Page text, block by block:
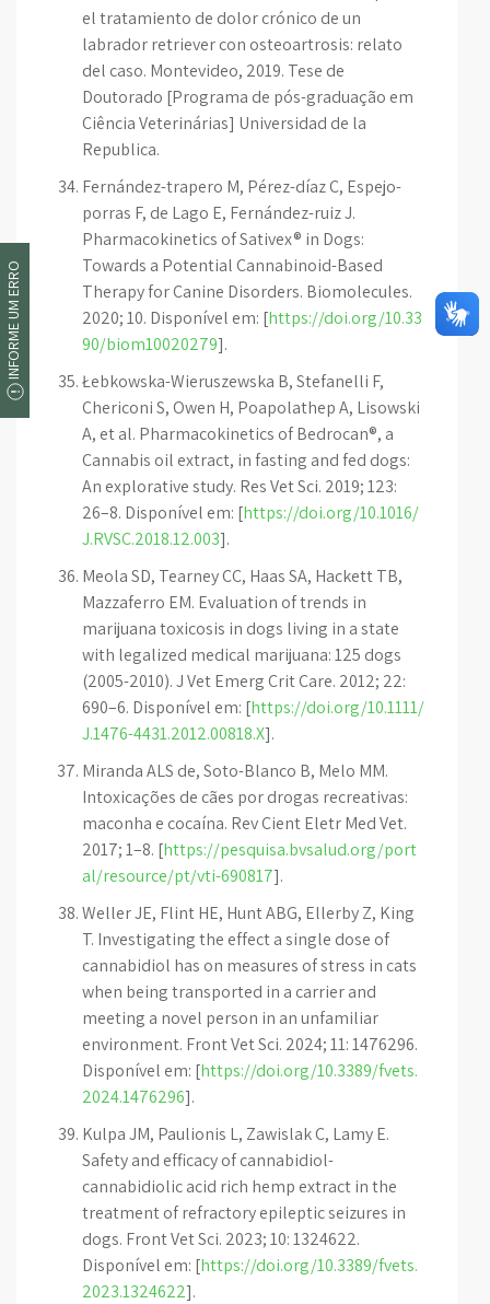
el tratamiento de dolor crónico de un
labrador retriever con osteoartrosis: relato
del caso. Montevideo, 2019. Tese de
Doutorado [Programa de pós-graduação em
Ciência Veterinárias] Universidad de la
Republica.
Fernández-trapero M, Pérez-díaz C, Espejo-
porras F, de Lago E, Fernández-ruiz J.
Pharmacokinetics of Sativex® in Dogs:
Towards a Potential Cannabinoid-Based
Therapy for Canine Disorders. Biomolecules.
2020; 10. Disponível em: [https://doi.org/10.33
90/biom10020279].
Łebkowska-Wieruszewska B, Stefanelli F,
Chericoni S, Owen H, Poapolathep A, Lisowski
A, et al. Pharmacokinetics of Bedrocan®, a
Cannabis oil extract, in fasting and fed dogs:
An explorative study. Res Vet Sci. 2019; 123:
26–8. Disponível em: [https://doi.org/10.1016/
J.RVSC.2018.12.003].
Meola SD, Tearney CC, Haas SA, Hackett TB,
Mazzaferro EM. Evaluation of trends in
marijuana toxicosis in dogs living in a state
with legalized medical marijuana: 125 dogs
(2005-2010). J Vet Emerg Crit Care. 2012; 22:
690–6. Disponível em: [https://doi.org/10.1111/
J.1476-4431.2012.00818.X].
Miranda ALS de, Soto-Blanco B, Melo MM.
Intoxicações de cães por drogas recreativas:
maconha e cocaína. Rev Cient Eletr Med Vet.
2017; 1–8. [https://pesquisa.bvsalud.org/port
al/resource/pt/vti-690817].
Weller JE, Flint HE, Hunt ABG, Ellerby Z, King
T. Investigating the effect a single dose of
cannabidiol has on measures of stress in cats
when being transported in a carrier and
meeting a novel person in an unfamiliar
environment. Front Vet Sci. 2024; 11: 1476296.
Disponível em: [https://doi.org/10.3389/fvets.
2024.1476296].
Kulpa JM, Paulionis L, Zawislak C, Lamy E.
Safety and efficacy of cannabidiol-
cannabidiolic acid rich hemp extract in the
treatment of refractory epileptic seizures in
dogs. Front Vet Sci. 2023; 10: 1324622.
Disponível em: [https://doi.org/10.3389/fvets.
2023.1324622].
INFORME UM ERRO